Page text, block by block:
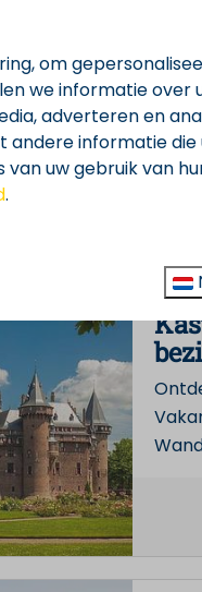
om
we informatie over
adverteren en
andere informatie die
uw gebruik van
.